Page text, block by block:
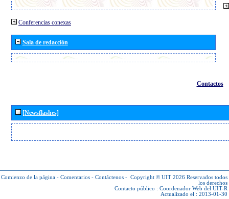
Conferencias conexas
Sala de redacción
Contactos
[Newsflashes]
Comienzo de la página - Comentarios - Contáctenos - Copyright © UIT 2026 Reservados todos
los derechos
Contacto público : Coordenador Web del UIT-R
Actualizado el : 2013-01-30